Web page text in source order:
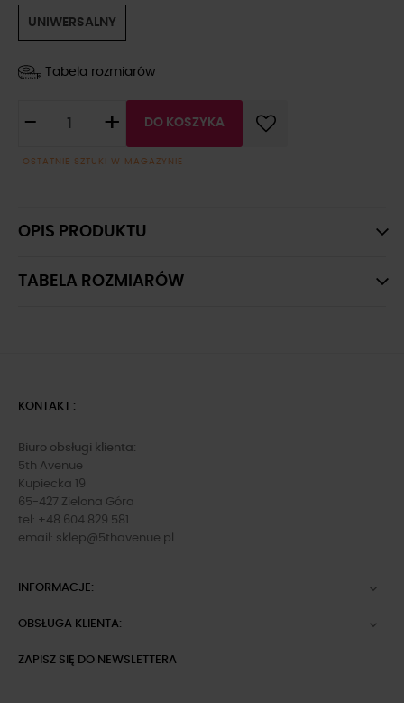
UNIWERSALNY
Tabela rozmiarów
- + DO KOSZYKA
OSTATNIE SZTUKI W MAGAZYNIE
OPIS PRODUKTU
TABELA ROZMIARÓW
KONTAKT :
Biuro obsługi klienta:
5th Avenue
Kupiecka 19
65-427 Zielona Góra
tel: +48 604 829 581
email: sklep@5thavenue.pl
INFORMACJE: 
OBSŁUGA KLIENTA: 
ZAPISZ SIĘ DO NEWSLETTERA